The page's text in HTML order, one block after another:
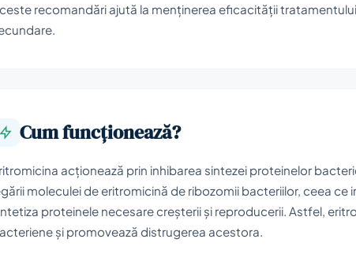
recomandări ajută la menținerea eficacității
Cum funcționează?
acționează prin inhibarea sintezei proteinelor
moleculei de eritromicină de ribozomii bacteriilor, ceea
proteinele necesare creșterii și reproducerii. Astfel,
și promovează distrugerea acestora.